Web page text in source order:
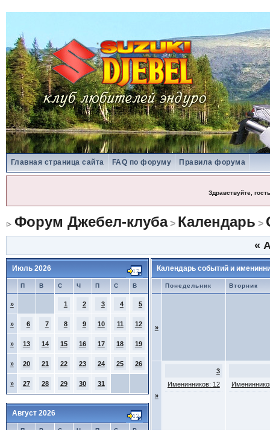
Главная страница сайта FAQ по форуму Правила форума
Здравствуйте, гость
Форум Джебел-клуба> Календарь >
«
Июль 2026
П В С Ч П С В
» 1 2 3 4 5
» 6 7 8 9 10 11 12
» 13 14 15 16 17 18 19
» 20 21 22 23 24 25 26
» 27 28 29 30 31
Август 2026
Календарь событий и
Понедельник Вторник
»
»
3
Именинников: 12